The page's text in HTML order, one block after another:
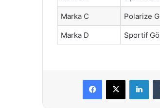
Marka C Polarize
Marka D Sportif
Facebook
X